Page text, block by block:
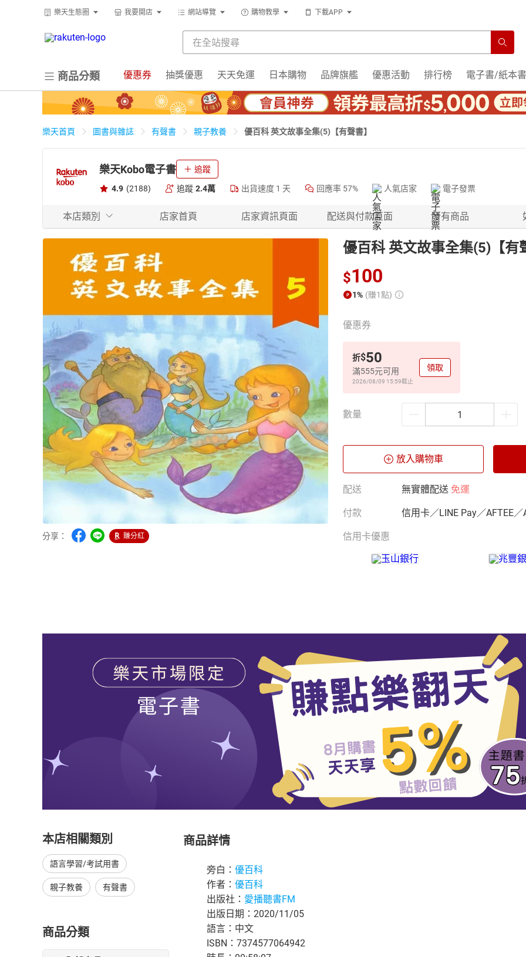
樂天生態圈 我要開店 網站導覽 購物教學 下載APP
商品分類 優惠券 抽獎優惠 天天免運 日本購物 品牌旗艦 優惠活動 排行榜 電子書/紙本書
樂天首頁 圖書與雜誌 有聲書 親子教養 優百科 英文故事全集(5)【有聲書】
樂天Kobo電子書 追蹤
4.9 (2188) 追蹤 2.4萬 出貨速度 1 天 回應率 57% 人氣店家 電子發票
本店類別 店家首頁 店家資訊頁面 配送與付款頁面 所有商品
分享： 賺分紅
優百科 英文故事全集(5)【有
$100
1% (賺1點)
優惠券
折$50
滿555元可用
2026/08/09 15:59截止
領取
數量
放入購物車
配送 無實體配送 免運
付款 信用卡／LINE Pay／AFTEE／
信用卡優惠
本店相關類別
語言學習/考試用書
親子教養 有聲書
商品分類
商品詳情
旁白： 優百科
作者： 優百科
出版社： 愛播聽書FM
出版日期：2020/11/05
語言：中文
ISBN：7374577064942